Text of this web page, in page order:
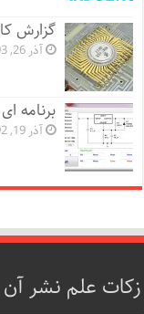
گزارش
آذر 26, 1393
برنامه
آذر 19, 1392
زکات علم نشر